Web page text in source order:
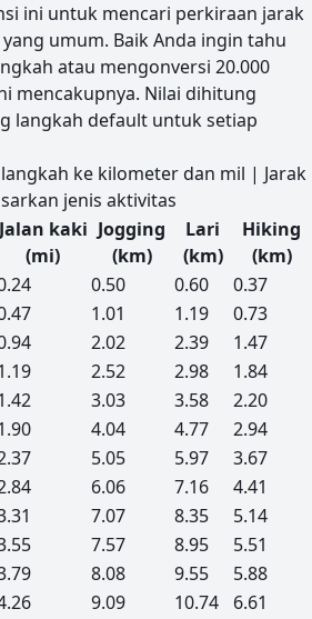
ini untuk mencari perkiraan jarak
umum. Baik Anda ingin tahu
atau mengonversi 20.000
mencakupnya. Nilai dihitung
langkah default untuk setiap
ke kilometer dan mil | Jarak
jenis aktivitas
Jalan kaki
(mi)
Jogging
(km)
Lari
(km)
Hiking
(km)
0.50 0.60
0.37
1.01 1.19
0.73
2.02 2.39
1.47
2.52 2.98
1.84
3.03 3.58
2.20
4.04 4.77
2.94
5.05 5.97
3.67
6.06 7.16
4.41
7.07 8.35
5.14
7.57 8.95
5.51
8.08 9.55
5.88
9.09 10.74 6.61